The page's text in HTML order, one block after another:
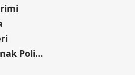
İsimsiz Kaynak Politikası